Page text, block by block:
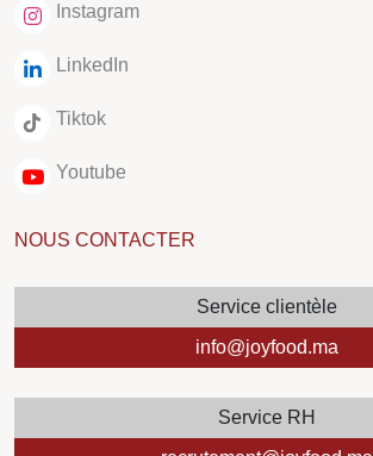
Instagram
LinkedIn
Tiktok
Youtube
NOUS CONTACTER
Service clientèle
info@joyfood.ma
Service RH